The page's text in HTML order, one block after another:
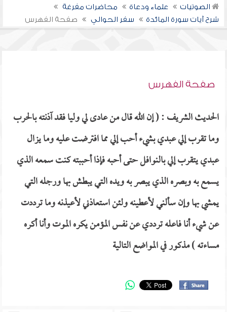
الصوتيات علماء ودعاة
محاضرات مفرغة
شرح آيات سورة المائدة
سفر الحوالي صفحة الفهرس
صفحة الفهرس
الحديث الشريف : ( إن الله قال من عادى لي وليا فقد آذنته بالحرب
وما تقرب إلي عبدي بشيء أحب إلي مما افترضت عليه وما يزال
عبدي يتقرب إلي بالنوافل حتى أحبه فإذا أحببته كنت سمعه الذي
يسمع به وبصره الذي يبصر به ويده التي يبطش بها ورجله التي
يمشي بها وإن سألني لأعطينه ولئن استعاذني لأعيذنه وما ترددت
عن شيء أنا فاعله ترددي عن نفس المؤمن يكره الموت وأنا أكره
مساءته ) مذكور في المواضع التالية